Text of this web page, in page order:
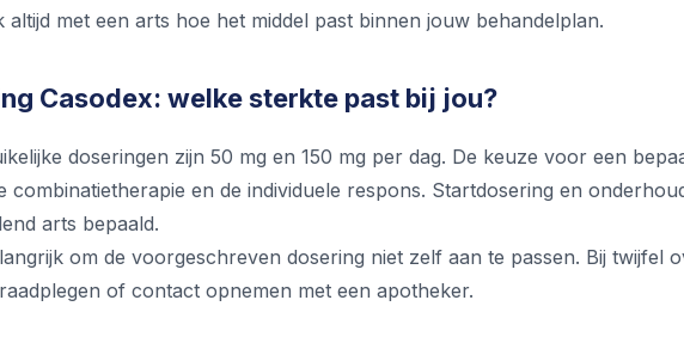
altijd met een arts hoe het middel past binnen jouw behandelplan.
Casodex: welke sterkte past bij jou?
doseringen zijn 50 mg en 150 mg per dag. De keuze voor een
combinatietherapie en de individuele respons. Startdosering en
arts bepaald.
om de voorgeschreven dosering niet zelf aan te passen. Bij twijfel
of contact opnemen met een apotheker.